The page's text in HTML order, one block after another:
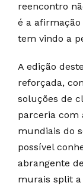
reencontro
é a
tem vindo a
A edição
reforçada,
soluções de
parceria com
mundiais do
possível
abrangente
murais split a